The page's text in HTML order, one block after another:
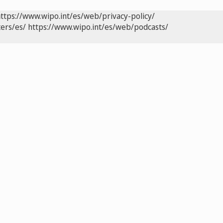
www.wipo.int/es/web/privacy-policy/
es/ https://www.wipo.int/es/web/podcasts/